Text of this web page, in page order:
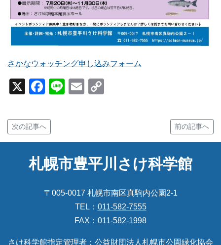
さかなウォッチング申し込みフォーム
X Facebook
LineEmail
次の記事へ 前の記事へ
札幌市豊平川さけ科学館
〒005-0017 札幌市南区真駒内公園2-1
TEL： 011-582-7555
FAX：011-582-1998
さけ科学館指定管理者： 公益財団法人札幌市公園緑化協会